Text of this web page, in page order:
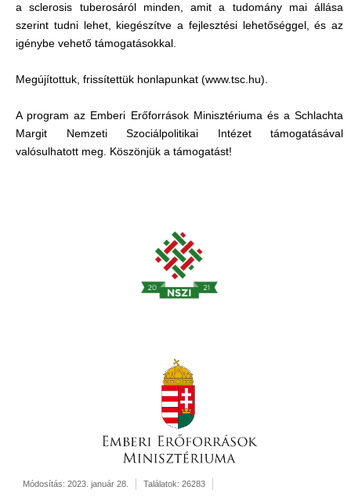
a sclerosis tuberosáról minden, amit a tudomány mai állása
szerint tudni lehet, kiegészítve a fejlesztési lehetőséggel, és az
igénybe vehető támogatásokkal.
Megújítottuk, frissítettük honlapunkat (www.tsc.hu).
A program az Emberi Erőforrások Minisztériuma és a Schlachta
Margit Nemzeti Szociálpolitikai Intézet támogatásával
valósulhatott meg. Köszönjük a támogatást!
Módosítás: 2023. január 28. Találatok: 26283